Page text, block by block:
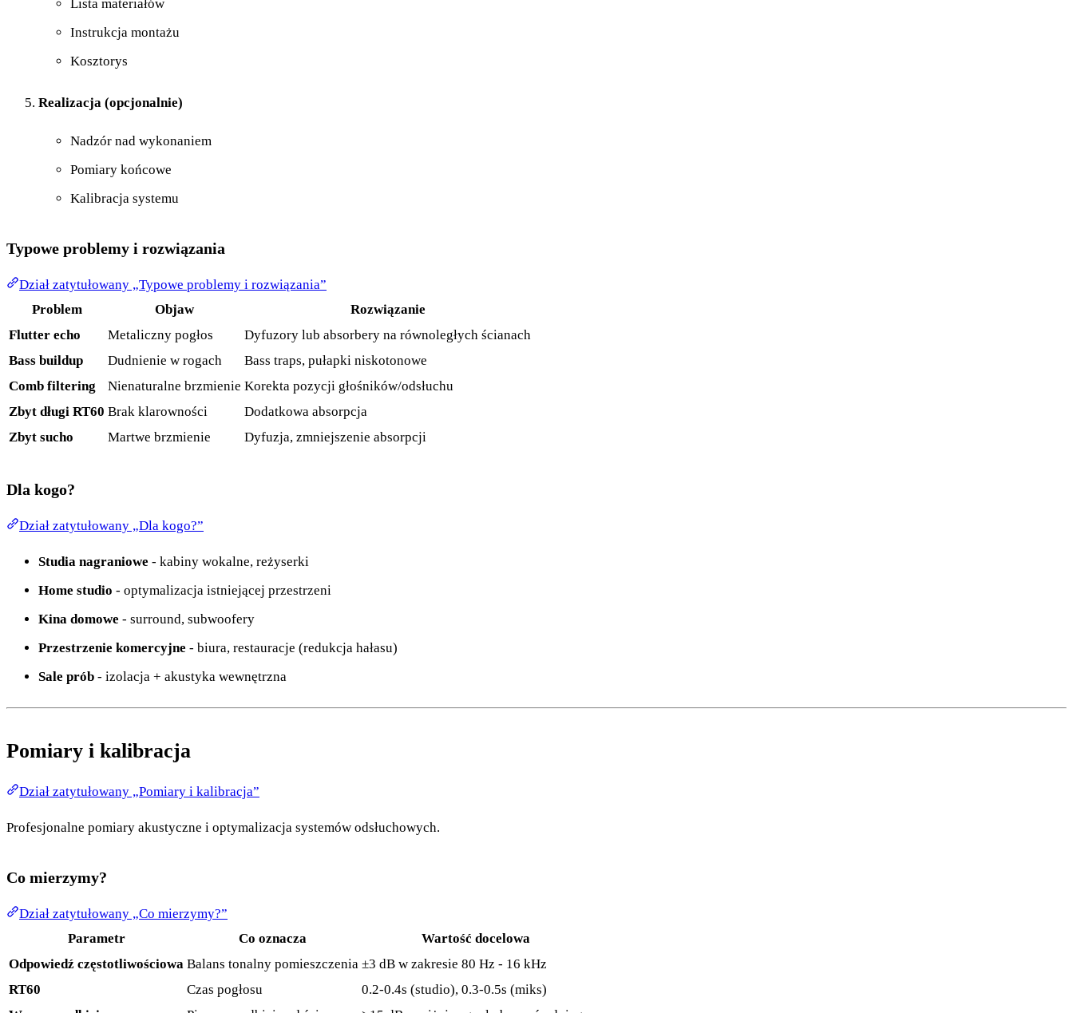
Lista materiałów
Instrukcja montażu
Kosztorys
Realizacja (opcjonalnie)
Nadzór nad wykonaniem
Pomiary końcowe
Kalibracja systemu
Typowe problemy i rozwiązania
Dział zatytułowany „Typowe problemy i rozwiązania”
Problem
Objaw
Rozwiązanie
Flutter echo
Metaliczny pogłos
Dyfuzory lub absorbery na równoległych ścianach
Bass buildup
Dudnienie w rogach
Bass traps, pułapki niskotonowe
Comb filtering
Nienaturalne brzmienie Korekta pozycji głośników/odsłuchu
Zbyt długi RT60 Brak klarowności
Dodatkowa absorpcja
Zbyt sucho
Martwe brzmienie Dyfuzja, zmniejszenie absorpcji
Dla kogo?
Dział zatytułowany „Dla kogo?”
Studia nagraniowe - kabiny wokalne, reżyserki
Home studio - optymalizacja istniejącej przestrzeni
Kina domowe - surround, subwoofery
Przestrzenie komercyjne - biura, restauracje (redukcja hałasu)
Sale prób - izolacja + akustyka wewnętrzna
Pomiary i kalibracja
Dział zatytułowany „Pomiary i kalibracja”
Profesjonalne pomiary akustyczne i optymalizacja systemów odsłuchowych.
Co mierzymy?
Dział zatytułowany „Co mierzymy?”
Parametr
Co oznacza
Wartość docelowa
Odpowiedź częstotliwościowa Balans tonalny pomieszczenia ±3 dB w zakresie 80 Hz - 16 kHz
RT60
Czas pogłosu
0.2-0.4s (studio), 0.3-0.5s (miks)